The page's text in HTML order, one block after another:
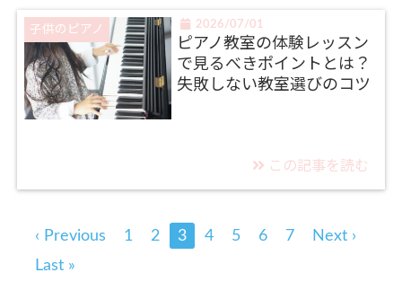
子供のピアノ 2026/07/01
ピアノ教室の体験レッスン
で見るべきポイントとは？
失敗しない教室選びのコツ
この記事を読む
‹ Previous 1 2 3 4 5 6 7
Next ›
Last »